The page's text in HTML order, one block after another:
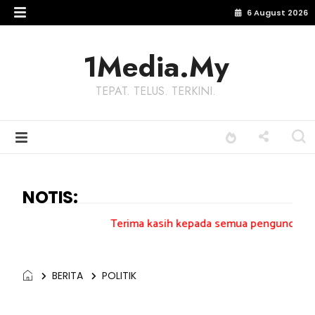
6 August 2026
1Media.My
TEPAT. TELUS. TERKINI.
NOTIS:
Terima kasih kepada semua pengundi.......
BERITA POLITIK